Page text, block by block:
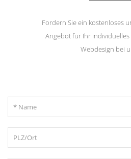
Fordern Sie ein kostenloses
Angebot für Ihr
Webdesign bei